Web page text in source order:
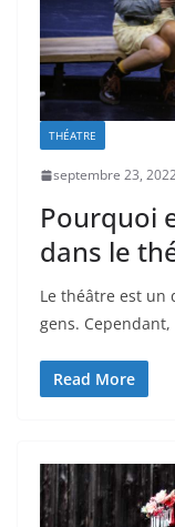
THÉATRE
septembre 23,
Pourquoi
dans le
Le théâtre est un
gens.
Read More